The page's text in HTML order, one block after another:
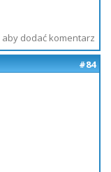
aby dodać komentarz
#84